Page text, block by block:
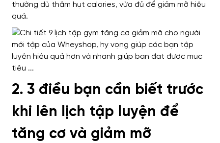
thường dù thâm hụt calories, vừa đủ để giảm mỡ hiệu
quả.
2. 3 điều bạn cần biết trước
khi lên lịch tập luyện để
tăng cơ và giảm mỡ